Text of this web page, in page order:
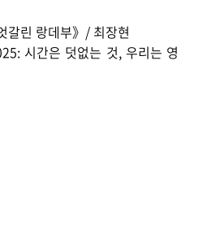
갈린 랑데부》/ 최장현
시간은 덧없는 것, 우리는 영